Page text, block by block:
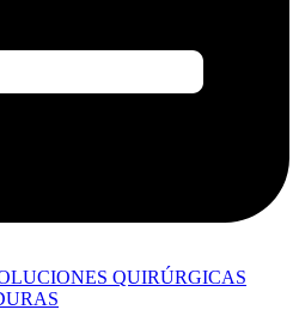
QUIRÚRGICAS